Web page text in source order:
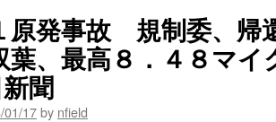
原発事故 規制委、帰
、最高８．４８マイ
聞
01/17by nfield